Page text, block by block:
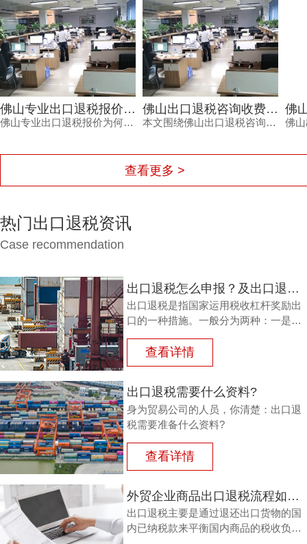
佛山专业出口退税报价差在哪？财税公司认准三项硬指标
佛山专业出口退税报价为何存在差异？专业的财税公司会根据是否需要辅助报关申请产地证、报关单量以及收入结构三个维度确认服务范围与风险成本。鸿裕财税在报价前会逐一摸清这些要素，让外贸企业看到价格背后的专业依据。
佛山出口退税咨询收费怎么算？三个维度决定最终报价。
本文围绕佛山出口退税咨询收费的定价逻辑，结合企业是否需辅助报关申请产地证、报关单量及收入结构等维度，帮助外贸企业理解收费背后的服务价值，并给出透明报价与专业服务建议，助力企业顺畅完成退税申报。
查看更多 >
热门出口退税资讯
Case recommendation
出口退税怎么申报？及出口退税怎么进行填写增值税申报表?
出口退税是指国家运用税收杠杆奖励出
口的一种措施。一般分为两种：一是退
或半成品，加工制成产品出口时，退还
其已纳的进口税。
查看详情
出口退税需要什么资料?
身为贸易公司的人员，你清楚：出口退
税需要准备什么资料?
查看详情
外贸企业商品出口退税流程如何？鸿裕以鞋业公司申请出口退税为例
出口退税主要是通过退还出口货物的国
内已纳税款来平衡国内商品的税收负